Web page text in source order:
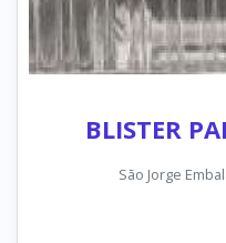
BLISTER
São Jorge